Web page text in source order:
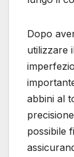
Dopo
utilizzare
abbini al
possibile